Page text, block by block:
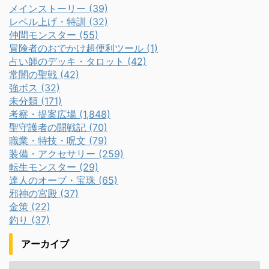
メインストーリー (39)
レベル上げ・特訓 (32)
仲間モンスター (55)
冒険者のおでかけ超便利ツール (1)
占い師のデッキ・タロット (42)
常闇の聖戦 (42)
強ボス (32)
未分類 (171)
考察・提案広場 (1,848)
聖守護者の闘戦記 (70)
職業・特技・呪文 (79)
装備・アクセサリー (259)
転生モンスター (29)
達人のオーブ・宝珠 (65)
邪神の宮殿 (37)
金策 (22)
釣り (37)
アーカイブ